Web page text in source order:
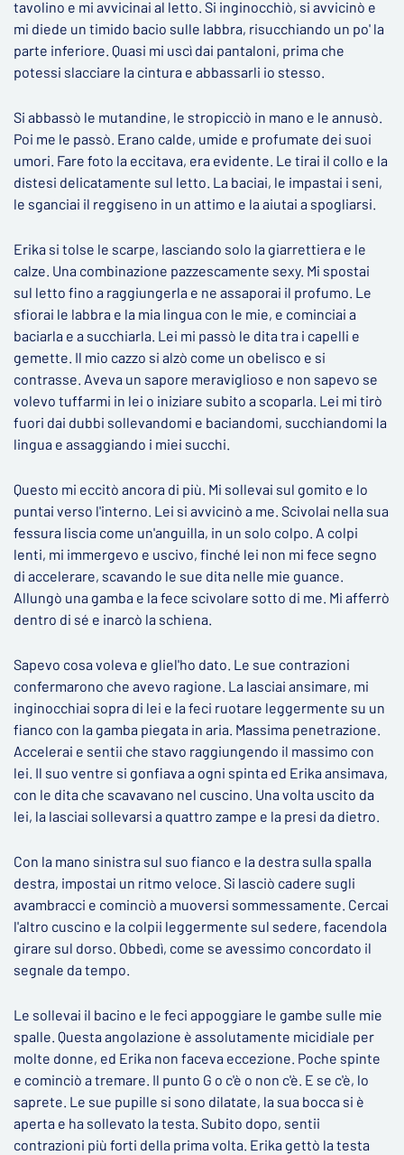
tavolino e mi avvicinai al letto. Si inginocchiò, si avvicinò e
mi diede un timido bacio sulle labbra, risucchiando un po' la
parte inferiore. Quasi mi uscì dai pantaloni, prima che
potessi slacciare la cintura e abbassarli io stesso.
Si abbassò le mutandine, le stropicciò in mano e le annusò.
Poi me le passò. Erano calde, umide e profumate dei suoi
umori. Fare foto la eccitava, era evidente. Le tirai il collo e la
distesi delicatamente sul letto. La baciai, le impastai i seni,
le sganciai il reggiseno in un attimo e la aiutai a spogliarsi.
Erika si tolse le scarpe, lasciando solo la giarrettiera e le
calze. Una combinazione pazzescamente sexy. Mi spostai
sul letto fino a raggiungerla e ne assaporai il profumo. Le
sfiorai le labbra e la mia lingua con le mie, e cominciai a
baciarla e a succhiarla. Lei mi passò le dita tra i capelli e
gemette. Il mio cazzo si alzò come un obelisco e si
contrasse. Aveva un sapore meraviglioso e non sapevo se
volevo tuffarmi in lei o iniziare subito a scoparla. Lei mi tirò
fuori dai dubbi sollevandomi e baciandomi, succhiandomi la
lingua e assaggiando i miei succhi.
Questo mi eccitò ancora di più. Mi sollevai sul gomito e lo
puntai verso l'interno. Lei si avvicinò a me. Scivolai nella sua
fessura liscia come un'anguilla, in un solo colpo. A colpi
lenti, mi immergevo e uscivo, finché lei non mi fece segno
di accelerare, scavando le sue dita nelle mie guance.
Allungò una gamba e la fece scivolare sotto di me. Mi afferrò
dentro di sé e inarcò la schiena.
Sapevo cosa voleva e gliel'ho dato. Le sue contrazioni
confermarono che avevo ragione. La lasciai ansimare, mi
inginocchiai sopra di lei e la feci ruotare leggermente su un
fianco con la gamba piegata in aria. Massima penetrazione.
Accelerai e sentii che stavo raggiungendo il massimo con
lei. Il suo ventre si gonfiava a ogni spinta ed Erika ansimava,
con le dita che scavavano nel cuscino. Una volta uscito da
lei, la lasciai sollevarsi a quattro zampe e la presi da dietro.
Con la mano sinistra sul suo fianco e la destra sulla spalla
destra, impostai un ritmo veloce. Si lasciò cadere sugli
avambracci e cominciò a muoversi sommessamente. Cercai
l'altro cuscino e la colpii leggermente sul sedere, facendola
girare sul dorso. Obbedì, come se avessimo concordato il
segnale da tempo.
Le sollevai il bacino e le feci appoggiare le gambe sulle mie
spalle. Questa angolazione è assolutamente micidiale per
molte donne, ed Erika non faceva eccezione. Poche spinte
e cominciò a tremare. Il punto G o c'è o non c'è. E se c'è, lo
saprete. Le sue pupille si sono dilatate, la sua bocca si è
aperta e ha sollevato la testa. Subito dopo, sentii
contrazioni più forti della prima volta. Erika gettò la testa